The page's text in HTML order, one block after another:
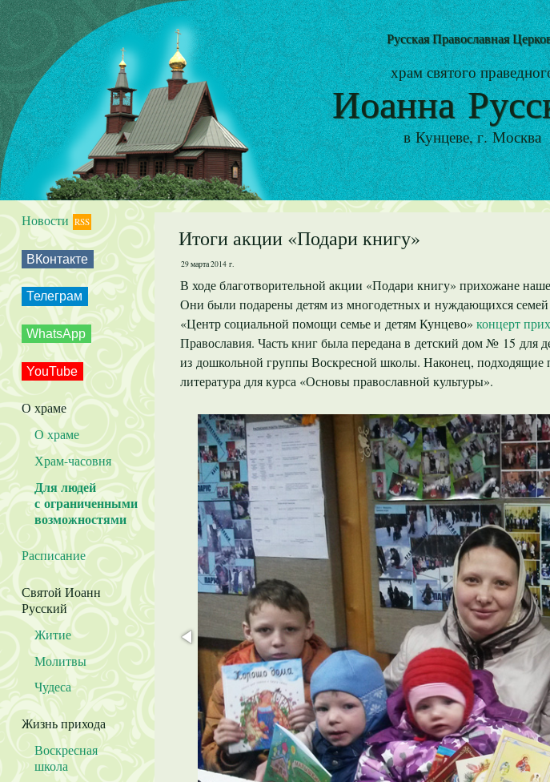
Русская Православная
храм святого
Иоанна
в Кунцеве, г. Москва
Новости RSS
ВКонтакте
Телеграм
WhatsApp
YouTube
О храме
О храме
Храм-часовня
Для людей
с ограниченными
возможностями
Расписание
Святой Иоанн
Русский
Житие
Молитвы
Чудеса
Жизнь прихода
Воскресная
школа
Итоги акции «Подари книгу»
29 марта 2014 г.
В ходе благотворительной акции «Подари книгу» прихожане
Они были подарены детям из многодетных и нуждающихся
«Центр социальной помощи семье и детям Кунцево»концерт
Православия. Часть книг была передана в детский дом № 15
из дошкольной группы Воскресной школы. Наконец,
литература для курса «Основы православной культуры».